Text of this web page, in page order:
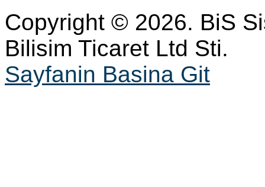
Copyright © 2026. BiS
Bilisim Ticaret Ltd Sti.
Sayfanin Basina Git